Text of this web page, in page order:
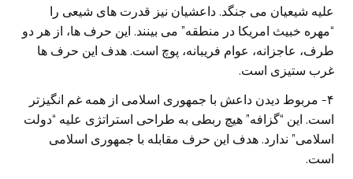
علیه شیعیان می جنگد. داعشیان نیز قدرت های شیعی را
“مهره خبیث امریکا در منطقه” می بینند. این حرف ها، از هر دو
طرف، عاجزانه، عوام فریبانه، پوچ است. هدف این حرف ها
غرب ستیزی است.
۴- مربوط دیدن داعش با جمهوری اسلامی از همه غم انگیزتر
است. این “گزافه” هیچ ربطی به طراحی استراتژی علیه “دولت
اسلامی” ندارد. هدف این حرف مقابله با جمهوری اسلامی
است.